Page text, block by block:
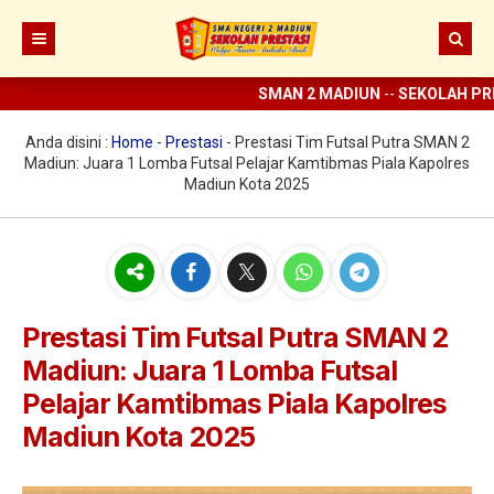
Berita
Profil
Struktur Organisasi
Sarana dan Prasarana
Ekstrakurikuler
SCC
KIR
UKS
ELITE
E-learning
Perpus Digital
Guru dan Karyawan
SMAN 2 MADIUN --SEKOLAH
Anda disini : Home - Prestasi - Prestasi Tim Futsal Putra SMAN 2
Madiun: Juara 1 Lomba Futsal Pelajar Kamtibmas Piala Kapolres
Madiun Kota 2025
Prestasi Tim Futsal Putra SMAN 2
Madiun: Juara 1 Lomba Futsal
Pelajar Kamtibmas Piala Kapolres
Madiun Kota 2025